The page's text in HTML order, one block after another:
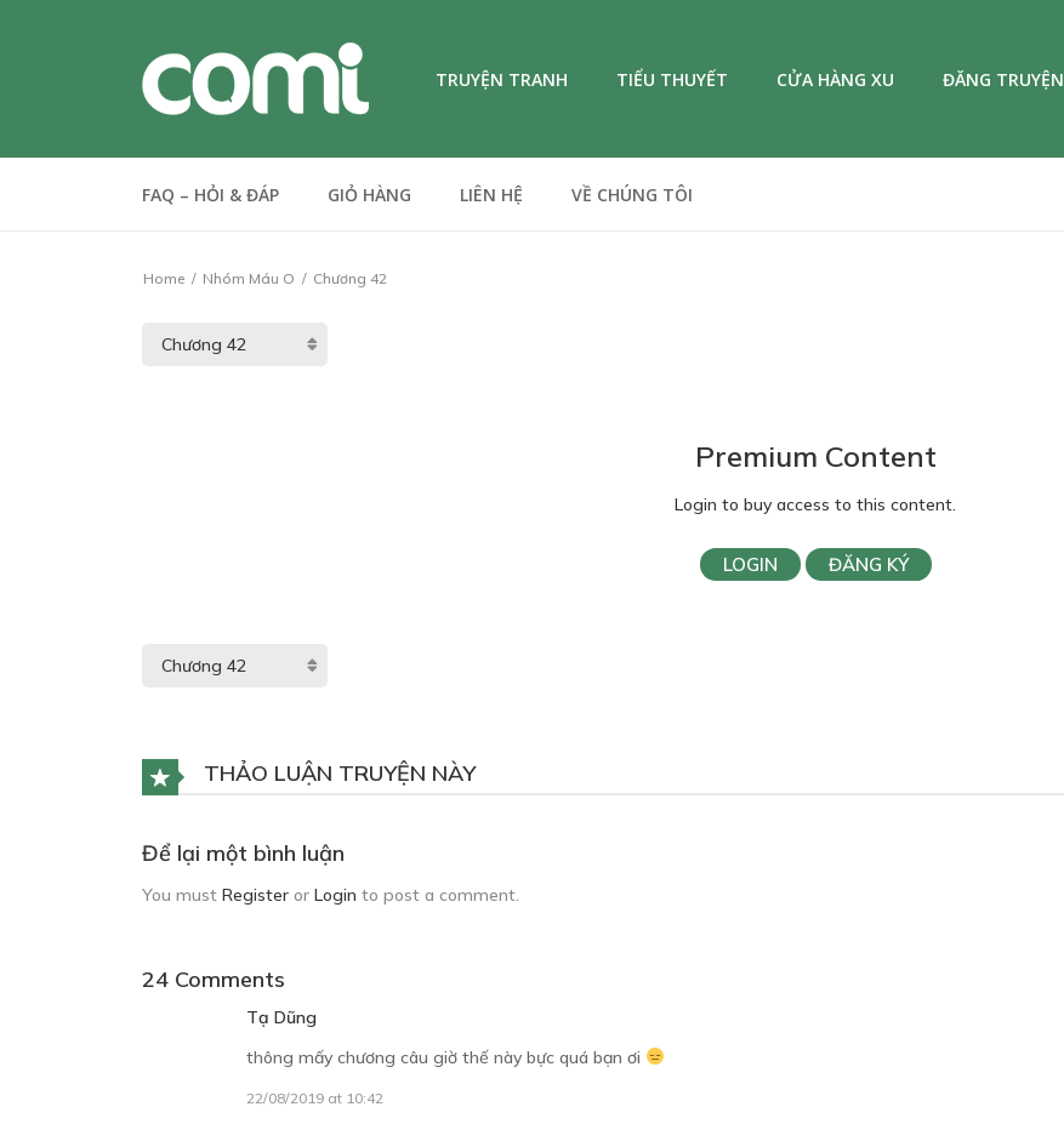
TRUYỆN TRANH TIỂU THUYẾT CỬA HÀNG XU ĐĂNG TRUYỆN
FAQ – HỎI & ĐÁP GIỎ HÀNG LIÊN HỆ VỀ CHÚNG TÔI
Home Nhóm Máu O Chương 42
Premium Content
Login to buy access to this content.
LOGIN ĐĂNG KÝ
THẢO LUẬN TRUYỆN NÀY
Để lại một bình luận
You must Register or Login to post a comment.
24 Comments
Tạ Dũng
thông mấy chương câu giờ thế này bực quá bạn ơi
22/08/2019 at 10:42